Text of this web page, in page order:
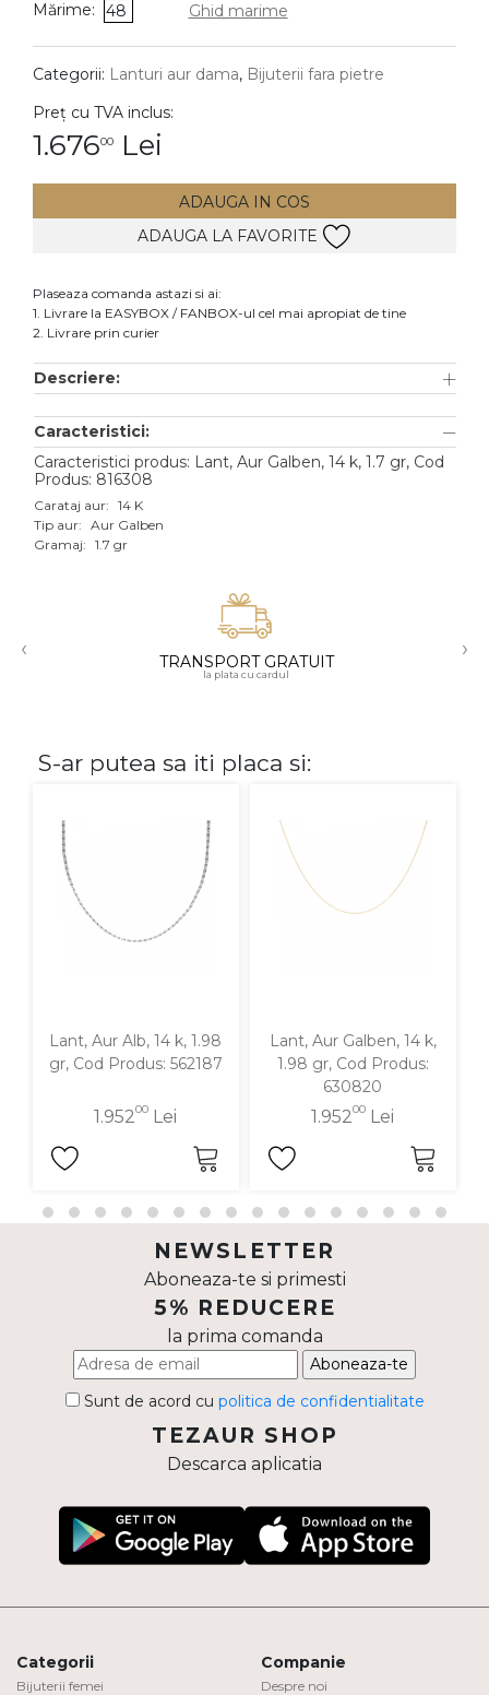
DIAMANTE Vezi toate
Cercei
Accesorii
Aur alb
Aur roz
Aur mixt
18K
Cu pietre
Diamante
Mărime: 48 Ghid marime
Categorii: Lanturi aur dama, Bijuterii fara pietre
Preț cu TVA inclus:
1.67600 Lei
ADAUGA IN COS
ADAUGA LA FAVORITE
Plaseaza comanda astazi si ai:
1. Livrare la EASYBOX / FANBOX-ul cel mai apropiat de tine
2. Livrare prin curier
Descriere:
Caracteristici:
Caracteristici produs: Lant, Aur Galben, 14 k, 1.7 gr, Cod
Produs: 816308
Carataj aur: 14 K
Tip aur: Aur Galben
Gramaj: 1.7 gr
‹ TRANSPORT GRATUIT
la plata cu cardul
›
S-ar putea sa iti placa si:
Lant, Aur Alb, 14 k, 1.98
gr, Cod Produs: 562187
1.95200 Lei
Lant, Aur Galben, 14 k,
1.98 gr, Cod Produs:
630820
1.95200 Lei
NEWSLETTER
Aboneaza-te si primesti
5% REDUCERE
la prima comanda
Aboneaza-te
Sunt de acord cu politica de confidentialitate
TEZAUR SHOP
Descarca aplicatia
Categorii
Bijuterii femei
Companie
Despre noi